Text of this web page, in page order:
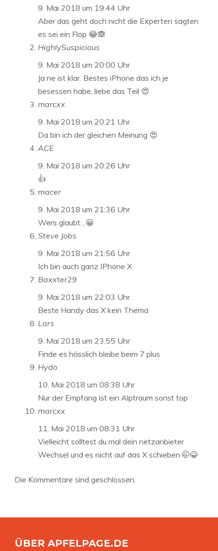
9. Mai 2018 um 19:44 Uhr
Aber das geht doch nicht die Experten sagten
es sei ein Flop 😂🙈
HighlySuspicious
9. Mai 2018 um 20:00 Uhr
Ja ne ist klar. Bestes iPhone das ich je
besessen habe, liebe das Teil 😍
marcxx
9. Mai 2018 um 20:21 Uhr
Da bin ich der gleichen Meinung 😍
ACE
9. Mai 2018 um 20:26 Uhr
👍
macer
9. Mai 2018 um 21:36 Uhr
Wers glaubt…😀
Steve Jobs
9. Mai 2018 um 21:56 Uhr
Ich bin auch ganz IPhone X
Baxxter29
9. Mai 2018 um 22:03 Uhr
Beste Handy das X kein Thema
Lars
9. Mai 2018 um 23:55 Uhr
Finde es hässlich bleibe beim 7 plus
Hydo
10. Mai 2018 um 08:38 Uhr
Nur der Empfang ist ein Alptraum sonst top
marcxx
11. Mai 2018 um 08:31 Uhr
Vielleicht solltest du mal dein netzanbieter
Wechsel und es nicht auf das X schieben 🤭😂
Die Kommentare sind geschlossen.
ÜBER APFELPAGE.DE